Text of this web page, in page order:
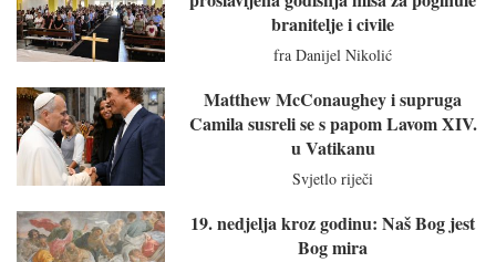
branitelje i civile
fra Danijel Nikolić
Matthew McConaughey i supruga
Camila susreli se s papom Lavom XIV.
u Vatikanu
Svjetlo riječi
19. nedjelja kroz godinu: Naš Bog jest
Bog mira